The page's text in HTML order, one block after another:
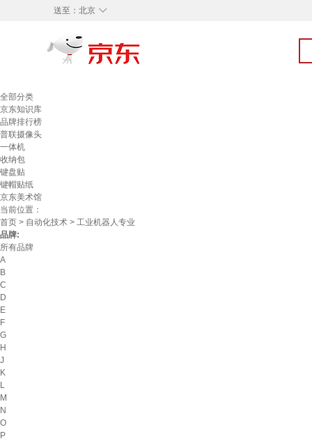
◇
送至： 北京
全部分类
京东知识库
品牌排行榜
普联摄像头
一体机
收纳包
键盘贴
键帽贴纸
京东美术馆
当前位置：
首页 > 自动化技术 > 工业机器人专业
品牌:
所有品牌
A
B
C
D
E
F
G
H
J
K
L
M
N
O
P